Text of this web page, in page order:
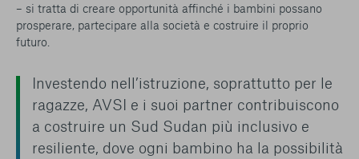
– si tratta di creare opportunità affinché i bambini possano
prosperare, partecipare alla società e costruire il proprio
futuro.
Investendo nell’istruzione, soprattutto per le
ragazze, AVSI e i suoi partner contribuiscono
a costruire un Sud Sudan più inclusivo e
resiliente, dove ogni bambino ha la possibilità